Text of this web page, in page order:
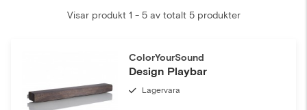
Visar produkt 1 - 5 av totalt 5 produkter
ColorYourSound
Design Playbar
Lagervara